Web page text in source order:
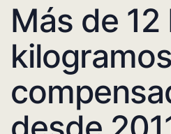
Más de 12